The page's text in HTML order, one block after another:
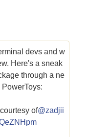
devs and w
Here's a sneak
through a ne
of@zadjii